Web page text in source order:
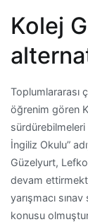
Kolej
Toplumlararası
öğrenim gören
İngiliz Okulu”
Güzelyurt,
devam
yarışmacı
konusu